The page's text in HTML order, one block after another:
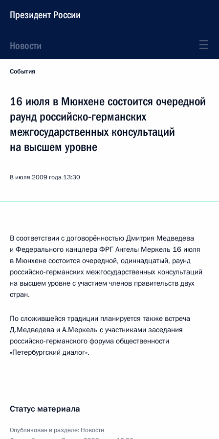
Президент России
Новости
События
16 июля в Мюнхене состоится очередной
раунд российско-германских
межгосударственных консультаций
на высшем уровне
8 июля 2009 года 13:30
В соответствии с договорённостью Дмитрия Медведева
и Федерального канцлера ФРГ Ангелы Меркель 16 июля
в Мюнхене состоится очередной, одиннадцатый, раунд
российско-германских межгосударственных консультаций
на высшем уровне с участием членов правительств двух
стран.
По сложившейся традиции планируется также встреча
Д.Медведева и А.Меркель с участниками заседания
российско-германского форума общественности
«Петербургский диалог».
Статус материала
Опубликован в разделе: Новости